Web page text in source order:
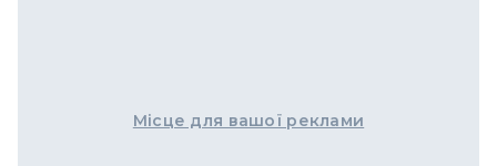
Місце для вашої реклами